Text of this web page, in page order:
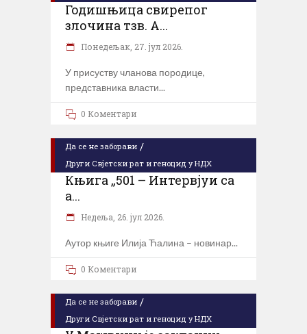
Годишњица свирепог
злочина тзв. А...
Понедељак, 27. јул 2026.
У присуству чланова породице,
представника власти
0 Коментари
Да се не заборави /
Други Свјетски рат и геноцид у НДХ
Књига „501 – Интервјуи са
а...
Недеља, 26. јул 2026.
Аутор књиге Илија Ћалина – новинар
0 Коментари
Да се не заборави /
Други Свјетски рат и геноцид у НДХ